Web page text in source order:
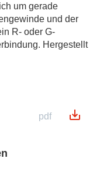
um gerade
und der
R- oder G-
Hergestellt
pdf